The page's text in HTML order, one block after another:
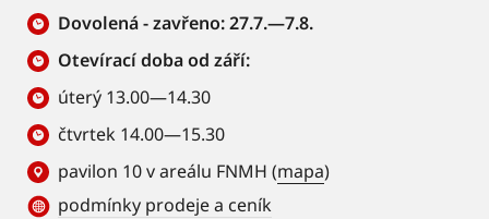
Dovolená - zavřeno: 27.7.—7.8.
Otevírací doba od září:
úterý 13.00—14.30
čtvrtek 14.00—15.30
pavilon 10 v areálu FNMH (mapa)
podmínky prodeje a ceník